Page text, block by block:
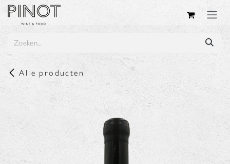
Overslaan naar inhoud
Alle producten